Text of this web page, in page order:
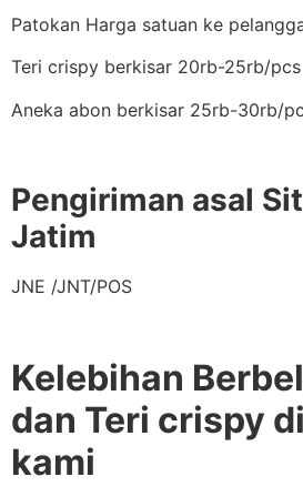
Patokan Harga satuan ke
Teri crispy berkisar 20rb-25rb/pcs
Aneka abon berkisar 25rb-30rb/
Pengiriman asal
Jatim
JNE /JNT/POS
Kelebihan
dan Teri crispy
kami